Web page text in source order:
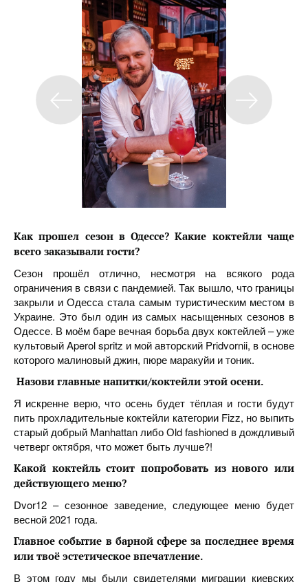
Как прошел сезон в Одессе?Какие коктейли чаще
всего заказывали гости?
Сезон прошёл отлично, несмотря на всякого рода
ограничения в связи с пандемией. Так вышло, что границы
закрыли и Одесса стала самым туристическим местом в
Украине. Это был один из самых насыщенных сезонов в
Одессе. В моём баре вечная борьба двух коктейлей – уже
культовый Aperol spritz и мой авторский Pridvornii, в основе
которого малиновый джин, пюре маракуйи и тоник.
Назови главные напитки/коктейли этой осени.
Я искренне верю, что осень будет тёплая и гости будут
пить прохладительные коктейли категории Fizz, но выпить
старый добрый Manhattan либо Оld fashioned в дождливый
четверг октября, что может быть лучше?!
Какой коктейль стоит попробовать из нового или
действующего меню?
Dvor12 – сезонное заведение, следующее меню будет
весной 2021 года.
Главное событие в барной сфере за последнее время
или твоё эстетическое впечатление.
В этом году мы были свидетелями миграции киевских